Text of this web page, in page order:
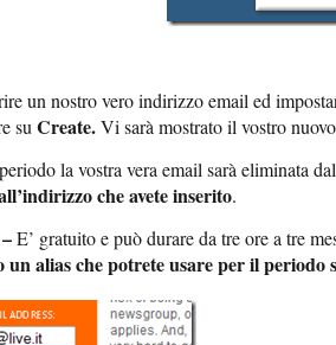
un nostro vero indirizzo email ed
su Create.Vi sarà mostrato il vostro
la vostra vera email sarà eliminata
che avete inserito.
–E’ gratuito e può durare da tre ore a tre
un alias che potrete usare per il periodo